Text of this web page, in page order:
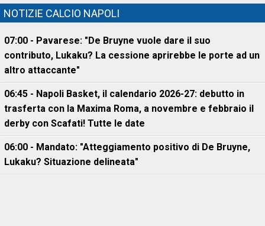
NOTIZIE CALCIO NAPOLI
07:00 - Pavarese: "De Bruyne vuole dare il suo
contributo, Lukaku? La cessione aprirebbe le porte ad un
altro attaccante"
06:45 - Napoli Basket, il calendario 2026-27: debutto in
trasferta con la Maxima Roma, a novembre e febbraio il
derby con Scafati! Tutte le date
06:00 - Mandato: "Atteggiamento positivo di De Bruyne,
Lukaku? Situazione delineata"